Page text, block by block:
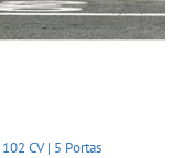
CV | 5 Portas